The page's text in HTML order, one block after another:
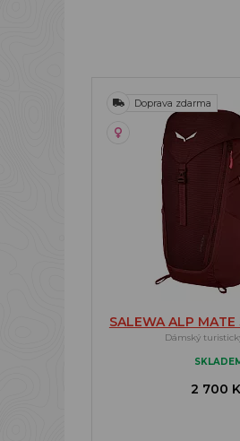
Doprava zdarma
SALEWA ALP MATE
Dámský
2 700